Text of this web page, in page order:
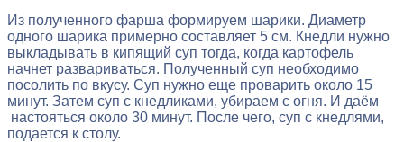
Из полученного фарша формируем шарики. Диаметр
одного шарика примерно составляет 5 см. Кнедли нужно
выкладывать в кипящий суп тогда, когда картофель
начнет развариваться. Полученный суп необходимо
посолить по вкусу. Суп нужно еще проварить около 15
минут. Затем суп с кнедликами, убираем с огня. И даём
настояться около 30 минут. После чего, суп с кнедлями,
подается к столу.